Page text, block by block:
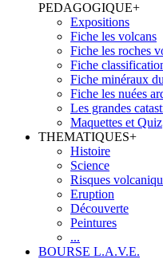
PEDAGOGIQUE+
Expositions
Fiche les volcans
Fiche les roches
Fiche
Fiche minéraux
Fiche les nuées
Les grandes
Maquettes et Quiz
THEMATIQUES+
Histoire
Science
Risques
Eruption
Découverte
Peintures
...
BOURSE L.A.V.E.